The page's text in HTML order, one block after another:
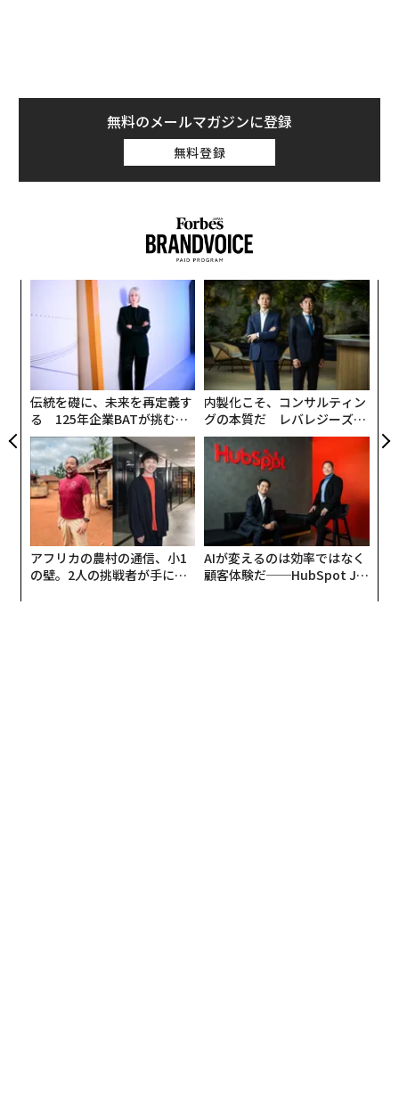
無料のメールマガジンに登録
無料登録
伝統を礎に、未来を再定義す
る 125年企業BATが挑むス
モークレスな未来
内製化こそ、コンサルティン
グの本質だ レバレジーズが
実践する、次世代ファームの
全貌
アフリカの農村の通信、小1
の壁。2人の挑戦者が手にし
AIが変えるのは効率ではなく
顧客体験だ──HubSpot Ja